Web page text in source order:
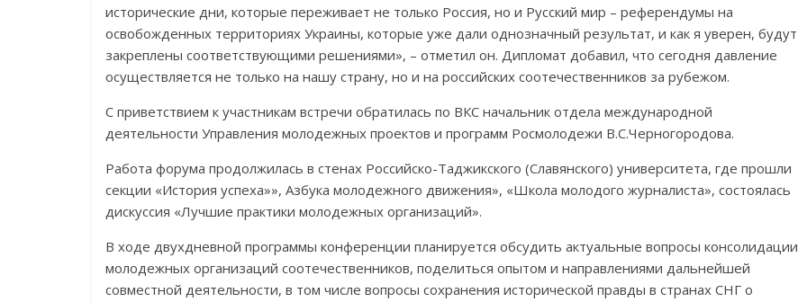
исторические дни, которые переживает не только Россия, но и Русский мир – референдумы на
освобожденных территориях Украины, которые уже дали однозначный результат, и как я уверен, будут
закреплены соответствующими решениями», – отметил он. Дипломат добавил, что сегодня давление
осуществляется не только на нашу страну, но и на российских соотечественников за рубежом.
С приветствием к участникам встречи обратилась по ВКС начальник отдела международной
деятельности Управления молодежных проектов и программ Росмолодежи В.С.Черногородова.
Работа форума продолжилась в стенах Российско-Таджикского (Славянского) университета, где прошли
секции «История успеха»», Азбука молодежного движения», «Школа молодого журналиста», состоялась
дискуссия «Лучшие практики молодежных организаций».
В ходе двухдневной программы конференции планируется обсудить актуальные вопросы консолидации
молодежных организаций соотечественников, поделиться опытом и направлениями дальнейшей
совместной деятельности, в том числе вопросы сохранения исторической правды в странах СНГ о